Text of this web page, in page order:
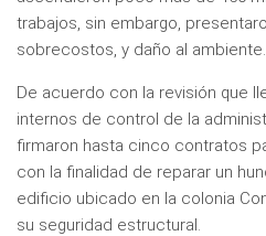
trabajos, sin embargo,
sobrecostos, y daño al ambiente.
De acuerdo con la revisión que
internos de control de la
firmaron hasta cinco contratos
con la finalidad de reparar un
edificio ubicado en la colonia
su seguridad estructural.